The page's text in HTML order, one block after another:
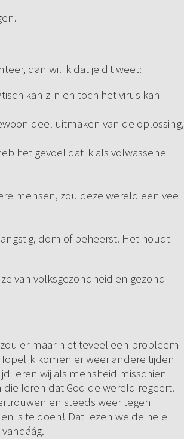
dan wil ik dat je dit weet:
kan zijn en toch het virus kan
deel uitmaken van de oplossing,
het gevoel dat ik als volwassene
mensen, zou deze wereld een veel
dom of beheerst. Het houdt
van volksgezondheid en gezond
er maar niet teveel een probleem
komen er weer andere tijden
leren wij als mensheid misschien
leren dat God de wereld regeert.
en steeds weer tegen
is te doen! Dat lezen we de hele